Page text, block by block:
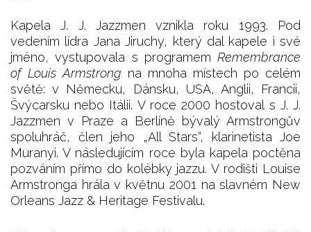
Kapela J. J. Jazzmen vznikla roku 1993. Pod
vedením lídra Jana Jiruchy, který dal kapele i své
jméno, vystupovala s programem Remembrance
of Louis Armstrong na mnoha místech po celém
světě: v Německu, Dánsku, USA, Anglii, Francii,
Švýcarsku nebo Itálii. V roce 2000 hostoval s J. J.
Jazzmen v Praze a Berlíně bývalý Armstrongův
spoluhráč, člen jeho „All Stars“, klarinetista Joe
Muranyi. V následujícím roce byla kapela poctěna
pozváním přímo do kolébky jazzu. V rodišti Louise
Armstronga hrála v květnu 2001 na slavném New
Orleans Jazz & Heritage Festivalu.